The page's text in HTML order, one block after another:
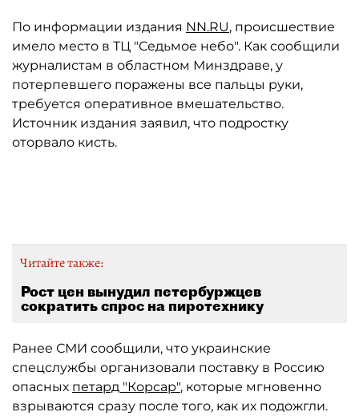
По информации издания NN.RU, происшествие
имело место в ТЦ "Седьмое небо". Как сообщили
журналистам в областном Минздраве, у
потерпевшего поражены все пальцы руки,
требуется оперативное вмешательство.
Источник издания заявил, что подростку
оторвало кисть.
Читайте также:
Рост цен вынудил петербуржцев
сократить спрос на пиротехнику
Ранее СМИ сообщили, что украинские
спецслужбы организовали поставку в Россию
опасных петард "Корсар", которые мгновенно
взрываются сразу после того, как их подожгли.